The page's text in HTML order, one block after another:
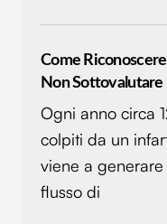
Come Riconoscere
Non Sottovalutare
Ogni anno circa
colpiti da un
viene a
flusso di